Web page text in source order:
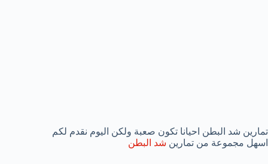
تمارين شد البطن احيانا تكون صعبة ولكن اليوم نقدم لكم
اسهل مجموعة من تمارين شد البطن